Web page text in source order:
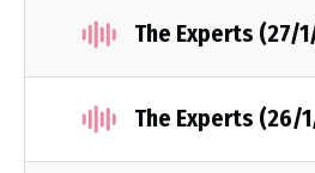
The Experts (27/
The Experts (26/